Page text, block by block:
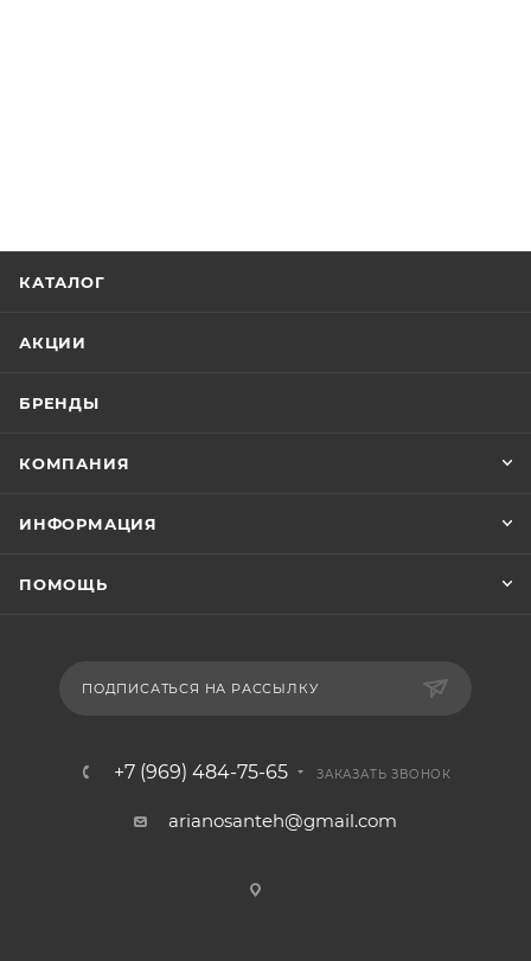
КАТАЛОГ
АКЦИИ
БРЕНДЫ
КОМПАНИЯ
ИНФОРМАЦИЯ
ПОМОЩЬ
ПОДПИСАТЬСЯ НА РАССЫЛКУ
+7 (969) 484-75-65 ЗАКАЗАТЬ ЗВОНОК
arianosanteh@gmail.com